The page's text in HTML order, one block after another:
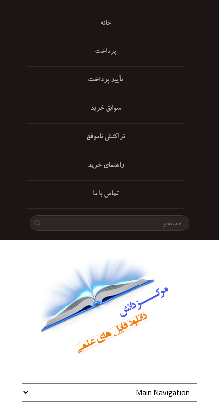
خانه
پرداخت
تأیید پرداخت
سوابق خرید
تراکنش ناموفق
راهنمای خرید
تماس با ما